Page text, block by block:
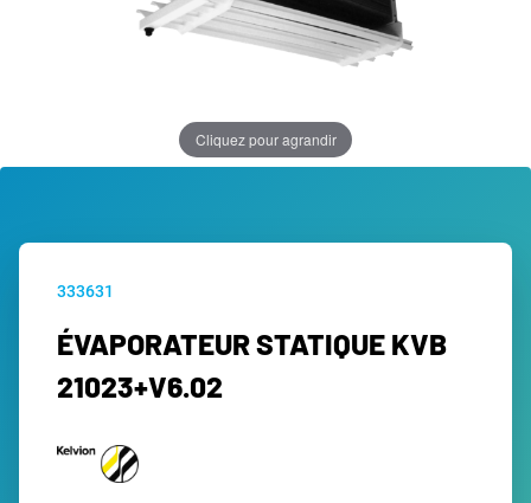
Cliquez pour agrandir
333631
ÉVAPORATEUR STATIQUE KVB
21023+V6.02